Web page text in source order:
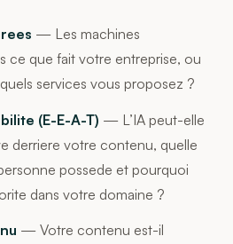
— Les machines
ce que fait votre entreprise, ou
services vous proposez ?
(E-E-A-T) — L’IA peut-elle
derriere votre contenu, quelle
possede et pourquoi
dans votre domaine ?
— Votre contenu est-il